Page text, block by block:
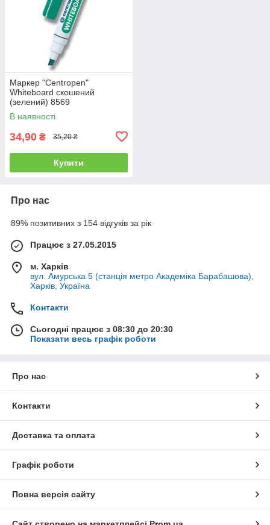
Маркер "Centropen"
Whiteboard скошений
(зелений) 8569
В наявності
34,90 ₴ 35,20 ₴
Купити
Про нас
89% позитивних з 154 відгуків за рік
Працює з 27.05.2015
м. Харків
вул. Амурська 5 (станція метро Академіка Барабашова),
Харків, Україна
Контакти
Сьогодні працює з 08:30 до 20:30
Показати весь графік роботи
Про нас
Контакти
Доставка та оплата
Графік роботи
Повна версія сайту